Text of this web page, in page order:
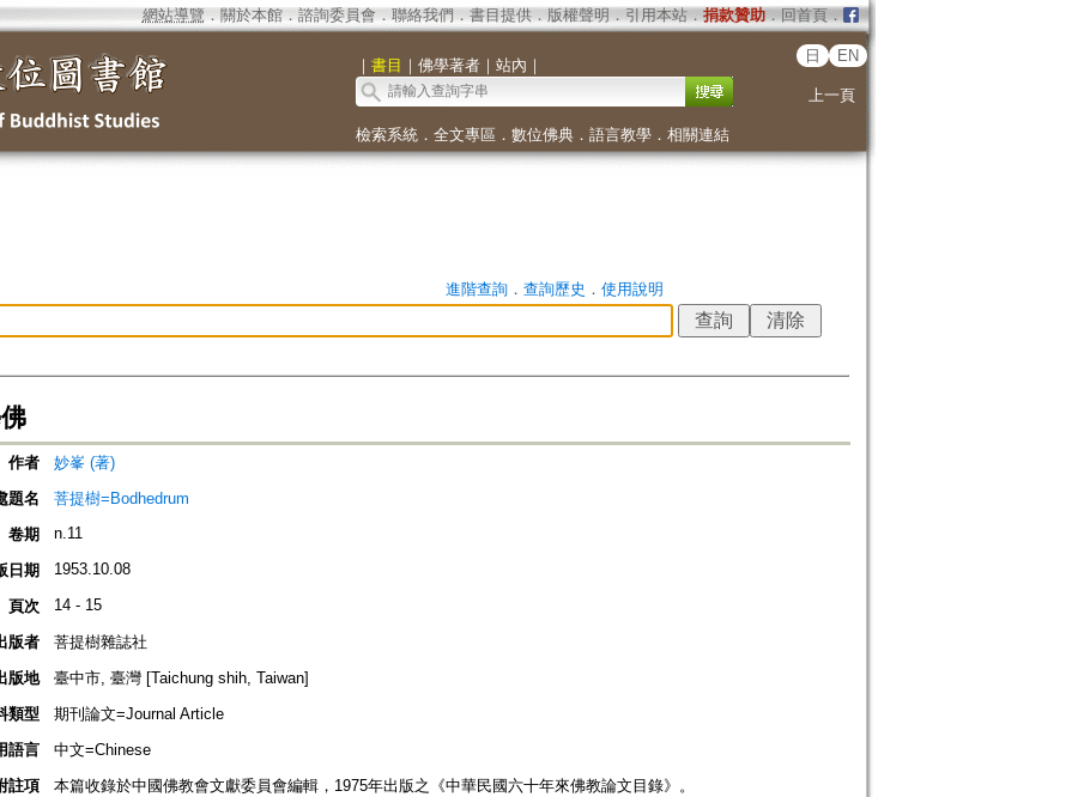
網站導覽 ． 關於本館． 諮詢委員會． 聯絡我們 ． 書目提供． 版權聲明 ． 引用本站． 捐款贊助．回首頁．
｜ 書目 ｜ 佛學著者｜ 站內 ｜
日 EN
上一頁
檢索系統． 全文專區 ． 數位佛典． 語言教學． 相關連結
進階查詢． 查詢歷史 ． 使用說明
作者
妙峯 (著)
題名
菩提樹=Bodhedrum
卷期
n.11
日期 1953.10.08
頁次 14 - 15
版者
菩提樹雜誌社
版地
臺中市, 臺灣 [Taichung shih, Taiwan]
類型
期刊論文=Journal Article
語言
中文=Chinese
註項
本篇收錄於中國佛教會文獻委員會編輯，1975年出版之《中華民國六十年來佛教論文目錄》。